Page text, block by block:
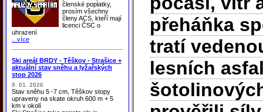
členské poplatky,
prosím všechny
členy ACS, kteří mají
licenci ČSC o
uhrazení
...více
Ski areál BRDY - Těškov - Strašice +
aktuální stav sněhu a lyžařských
stop 2026
9. 01. 2026
Stav sněhu 5 -7 cm, Těškov stopy
upraveny na skate okruh 600 m + 5
km v okolí
přeháňka
tratí
lesních